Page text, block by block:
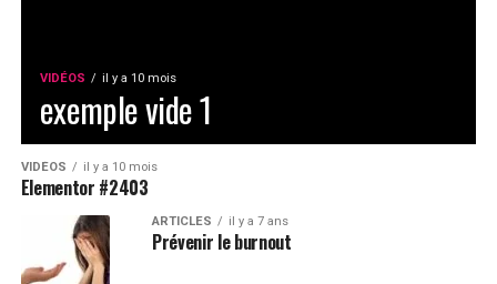
VIDÉOS il y a 10 mois
exemple vide 1
VIDÉOS il y a 10 mois
Elementor #2403
ARTICLES il y a 7 ans
Prévenir le burnout